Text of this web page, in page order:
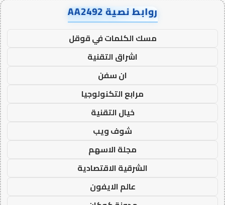
روابط نصية AA2492
مسك الكلمات في قوقل
اشراق التقنية
ان سفن
مرابع التكنولوجيا
خيال التقنية
شوف ويب
مجلة الاسهم
الشرقية الاقتصادية
عالم الايفون